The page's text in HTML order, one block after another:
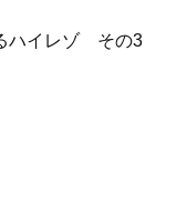
ハイレゾ その3